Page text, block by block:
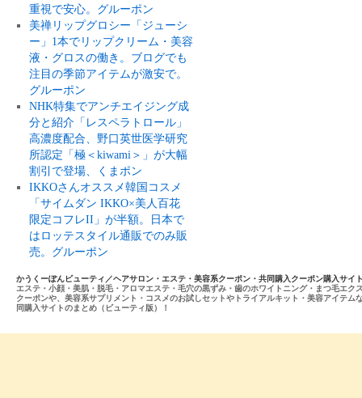
重視で安心。グルーポン
美禅リップグロシー「ジューシ
ー」1本でリップクリーム・美容
液・グロスの働き。ブログでも
注目の季節アイテムが激安で。
グルーポン
NHK特集でアンチエイジング成
分と紹介「レスペラトロール」
高濃度配合、野口英世医学研究
所認定「極＜kiwami＞」が大幅
割引で登場、くまポン
IKKOさんオススメ韓国コスメ
「サイムダン IKKO×美人百花
限定コフレII」が半額。日本で
はロッテスタイル通販でのみ販
売。グルーポン
かうくーぽんビューティ／ヘアサロン・エステ・美容系クーポン・共同購入クーポン購入サイ
エステ・小顔・美肌・脱毛・アロマエステ・毛穴の黒ずみ・歯のホワイトニング・まつ毛エ
クーポンや、美容系サプリメント・コスメのお試しセットやトライアルキット・美容アイテ
同購入サイトのまとめ（ビューティ版）！